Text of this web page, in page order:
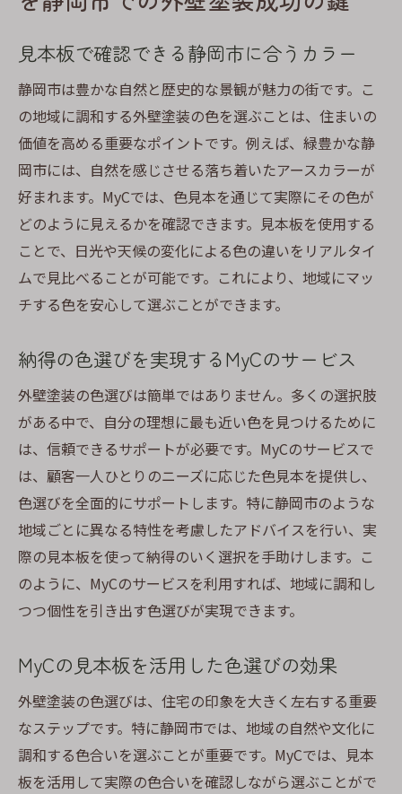
見本板で確認できる静岡市に合うカラー
静岡市は豊かな自然と歴史的な景観が魅力の街です。こ
の地域に調和する外壁塗装の色を選ぶことは、住まいの
価値を高める重要なポイントです。例えば、緑豊かな静
岡市には、自然を感じさせる落ち着いたアースカラーが
好まれます。MyCでは、色見本を通じて実際にその色が
どのように見えるかを確認できます。見本板を使用する
ことで、日光や天候の変化による色の違いをリアルタイ
ムで見比べることが可能です。これにより、地域にマッ
チする色を安心して選ぶことができます。
納得の色選びを実現するMyCのサービス
外壁塗装の色選びは簡単ではありません。多くの選択肢
がある中で、自分の理想に最も近い色を見つけるために
は、信頼できるサポートが必要です。MyCのサービスで
は、顧客一人ひとりのニーズに応じた色見本を提供し、
色選びを全面的にサポートします。特に静岡市のような
地域ごとに異なる特性を考慮したアドバイスを行い、実
際の見本板を使って納得のいく選択を手助けします。こ
のように、MyCのサービスを利用すれば、地域に調和し
つつ個性を引き出す色選びが実現できます。
MyCの見本板を活用した色選びの効果
外壁塗装の色選びは、住宅の印象を大きく左右する重要
なステップです。特に静岡市では、地域の自然や文化に
調和する色合いを選ぶことが重要です。MyCでは、見本
板を活用して実際の色合いを確認しながら選ぶことがで